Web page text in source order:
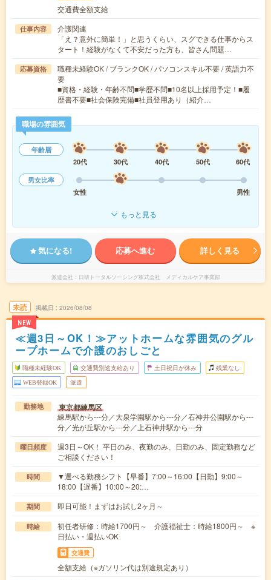
交通費全額支給
仕事内容
介護関連
「え？意外に簡単！」と思うくらい、スグできる仕事からス
タート！経験がなくて不安だった方も、皆さん問題…
応募資格
職種未経験OK / ブランクOK / パソコンスキル不要 / 英語力不
要
■資格・経験・年齢不問■学歴不問■10名以上採用予定！■履
歴書不要■社会保険完備■社員登用あり（紹介…
職場の雰囲気
年齢層
20代
30代 40代 50代
60代
男女比率
女性
男性
もっと見る
気になる! 応募へ進む 詳しく見る
派遣会社 日研トータルソーシング株式会社 メディカルケア事業部
未読
NEW
掲載日 2026/08/08
≪週3日～OK！≫アットホームな雰囲気のグル
ープホームで介護のおしごと
職種未経験OK 交通費別途支給あり 土日祝日が休み 残業なし
WEB登録OK 派遣
勤務地 東京都練馬区
練馬駅から---分／大泉学園駅から---分／石神井公園駅から---
分／光が丘駅から---分／上石神井駅から---分
曜日頻度
週3日～OK！ 平日のみ、夜勤のみ、日勤のみ、固定勤務など
ご相談ください！
時間
▼選べる勤務シフト【早番】7:00～16:00【日勤】9:00～
18:00【遅番】10:00～20:…
期間 即日可能！まずはお試し2ヶ月～
時給
初任者研修：時給1700円～ 介護福祉士：時給1800円～ ※
日払い・週払いOK
交通費
全額支給（※ガソリン代は別途規定あり）